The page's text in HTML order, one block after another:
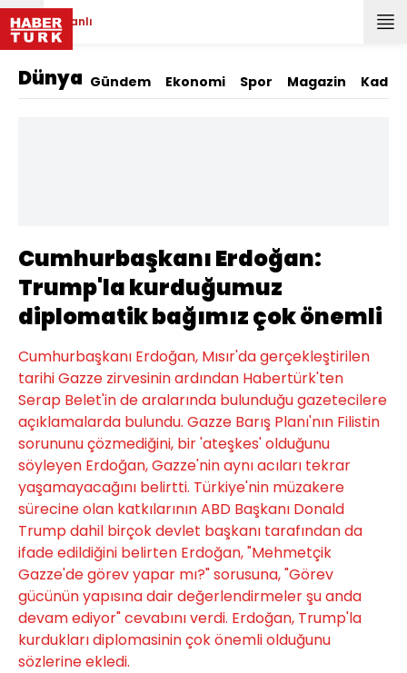
Canlı
Dünya Gündem Ekonomi Spor Magazin Kadın
Cumhurbaşkanı Erdoğan:
Trump'la kurduğumuz
diplomatik bağımız çok önemli
Cumhurbaşkanı Erdoğan, Mısır'da gerçekleştirilen
tarihi Gazze zirvesinin ardından Habertürk'ten
Serap Belet'in de aralarında bulunduğu gazetecilere
açıklamalarda bulundu. Gazze Barış Planı'nın Filistin
sorununu çözmediğini, bir 'ateşkes' olduğunu
söyleyen Erdoğan, Gazze'nin aynı acıları tekrar
yaşamayacağını belirtti. Türkiye'nin müzakere
sürecine olan katkılarının ABD Başkanı Donald
Trump dahil birçok devlet başkanı tarafından da
ifade edildiğini belirten Erdoğan, "Mehmetçik
Gazze'de görev yapar mı?" sorusuna, "Görev
gücünün yapısına dair değerlendirmeler şu anda
devam ediyor" cevabını verdi. Erdoğan, Trump'la
kurdukları diplomasinin çok önemli olduğunu
sözlerine ekledi.